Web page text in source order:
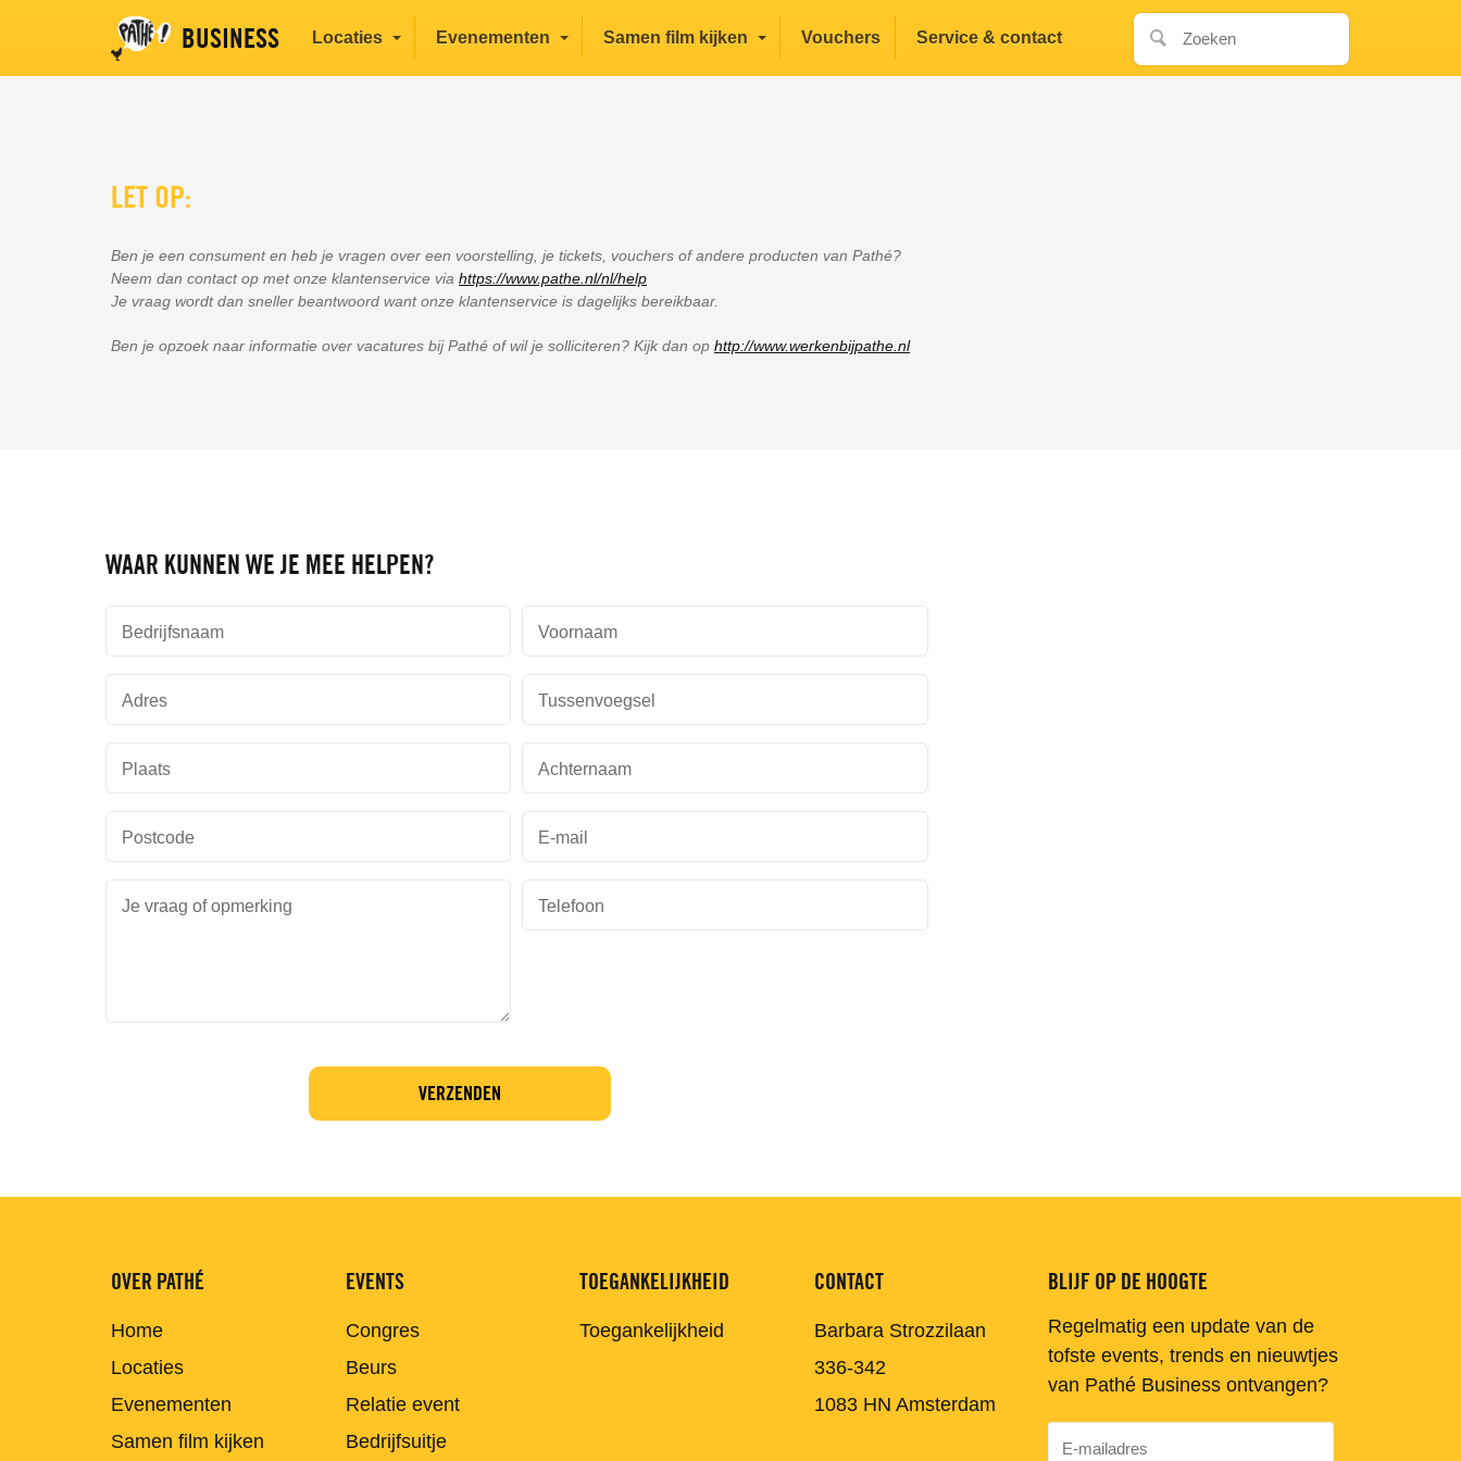
BUSINESS Locaties Evenementen Samen film kijken Vouchers Service & contact
LET OP:
Ben je een consument en heb je vragen over een voorstelling, je tickets, vouchers of andere producten van Pathé?
Neem dan contact op met onze klantenservice via https://www.pathe.nl/nl/help
Je vraag wordt dan sneller beantwoord want onze klantenservice is dagelijks bereikbaar.
Ben je opzoek naar informatie over vacatures bij Pathé of wil je solliciteren? Kijk dan op http://www.werkenbijpathe.nl
WAAR KUNNEN WE JE MEE HELPEN?
Bedrijfsnaam
Adres
Plaats
Postcode
Je vraag of opmerking
Voornaam
Tussenvoegsel
Achternaam
E-mail
Telefoon
OVER PATHÉ
Home
Locaties
Evenementen
Samen film kijken
EVENTS
Congres
Beurs
Relatie event
Bedrijfsuitje
TOEGANKELIJKHEID
Toegankelijkheid
CONTACT
Barbara Strozzilaan
336-342
1083 HN Amsterdam
BLIJF OP DE HOOGTE
Regelmatig een update van de
tofste events, trends en nieuwtjes
van Pathé Business ontvangen?